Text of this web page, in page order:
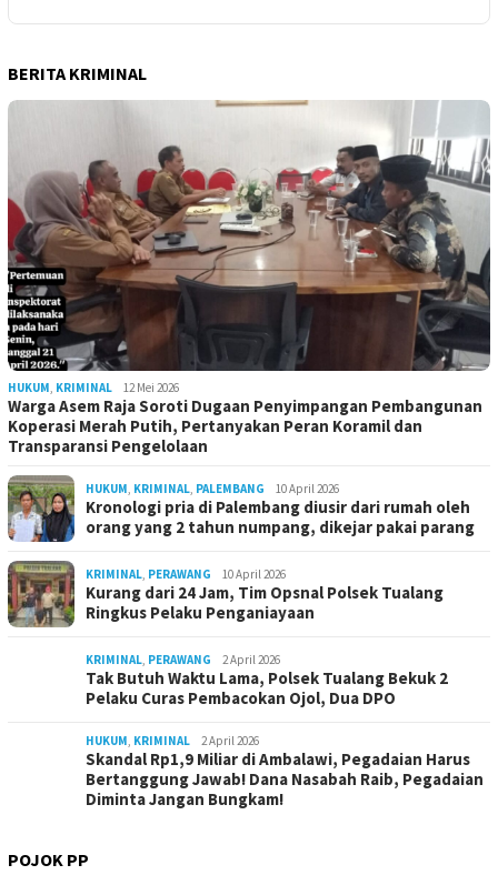
BERITA KRIMINAL
HUKUM, KRIMINAL 12 Mei 2026
Warga Asem Raja Soroti Dugaan Penyimpangan Pembangunan
Koperasi Merah Putih, Pertanyakan Peran Koramil dan
Transparansi Pengelolaan
HUKUM, KRIMINAL, PALEMBANG 10 April 2026
Kronologi pria di Palembang diusir dari rumah oleh
orang yang 2 tahun numpang, dikejar pakai parang
KRIMINAL, PERAWANG 10 April 2026
Kurang dari 24 Jam, Tim Opsnal Polsek Tualang
Ringkus Pelaku Penganiayaan
KRIMINAL, PERAWANG 2 April 2026
Tak Butuh Waktu Lama, Polsek Tualang Bekuk 2
Pelaku Curas Pembacokan Ojol, Dua DPO
HUKUM, KRIMINAL 2 April 2026
Skandal Rp1,9 Miliar di Ambalawi, Pegadaian Harus
Bertanggung Jawab! Dana Nasabah Raib, Pegadaian
Diminta Jangan Bungkam!
POJOK PP